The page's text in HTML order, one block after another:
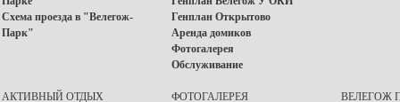
Схема проезда в "Велегож-
Парк"
Генплан Открытово
Аренда домиков
Фотогалерея
Обслуживание
АКТИВНЫЙ ОТДЫХ
ФОТОГАЛЕРЕЯ
ВЕЛЕГОЖ